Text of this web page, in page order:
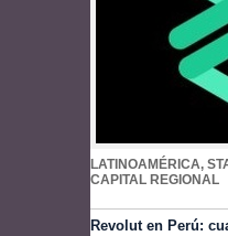
LATINOAMÉRICA,
CAPITAL REGIONAL
Revolut en Perú: